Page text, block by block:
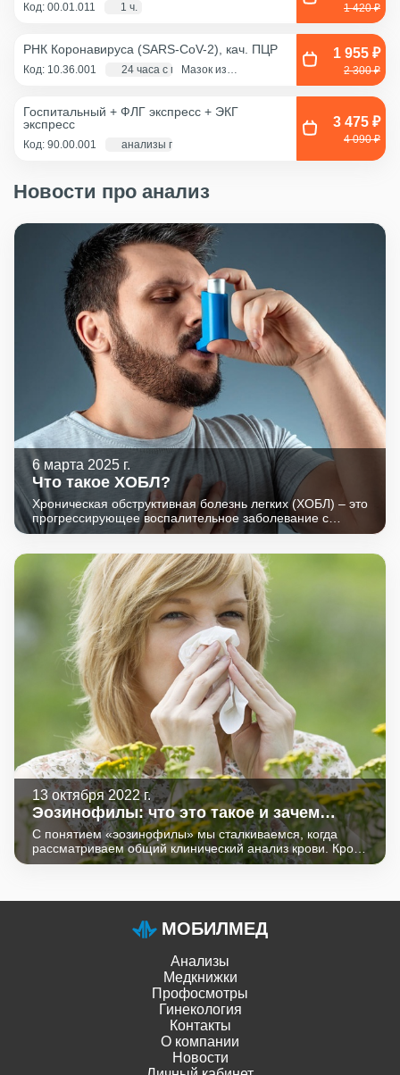
Код: 00.01.011 1 ч. 1 420 ₽
РНК Коронавируса (SARS-CoV-2), кач. ПЦР
Код: 10.36.001 24 часа с момента взятия биоматериала
Мазок из
1 955 ₽
2 300 ₽
Госпитальный + ФЛГ экспресс + ЭКГ
экспресс
Код: 90.00.001 анализы по крови - 1 д., экг и флг - 1 час
3 475 ₽
4 090 ₽
Новости про анализ
6 марта 2025 г.
Что такое ХОБЛ?
Хроническая обструктивная болезнь легких (ХОБЛ) – это
прогрессирующее воспалительное заболевание с
ограничением прохождения воздуха по дыхательным
13 октября 2022 г.
Эозинофилы: что это такое и зачем
нужны?
С понятием «эозинофилы» мы сталкиваемся, когда
рассматриваем общий клинический анализ крови. Кровь
состоит из жидкой части (плазмы) и клеток (эритроцитов,
и эозинофилы). За активное впитывание кислого
красителя эозина при окрашивании их назвали
МОБИЛМЕД
Анализы
Медкнижки
Профосмотры
Гинекология
Контакты
О компании
Новости